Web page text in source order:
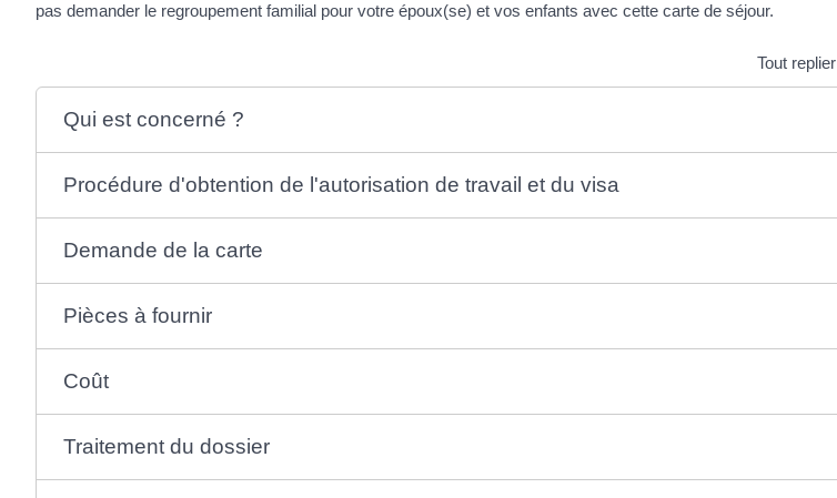
pas demander le regroupement familial pour votre époux(se) et vos enfants avec cette carte de séjour.
Tout replier
Qui est concerné ?
Procédure d'obtention de l'autorisation de travail et du visa
Demande de la carte
Pièces à fournir
Coût
Traitement du dossier